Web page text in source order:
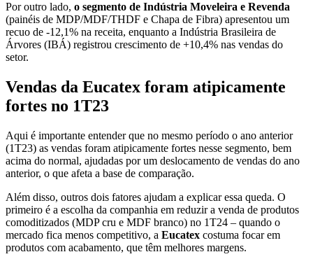
Por outro lado, o segmento de Indústria Moveleira e Revenda
(painéis de MDP/MDF/THDF e Chapa de Fibra) apresentou um
recuo de -12,1% na receita, enquanto a Indústria Brasileira de
Árvores (IBÁ) registrou crescimento de +10,4% nas vendas do
setor.
Vendas da Eucatex foram atipicamente
fortes no 1T23
Aqui é importante entender que no mesmo período o ano anterior
(1T23) as vendas foram atipicamente fortes nesse segmento, bem
acima do normal, ajudadas por um deslocamento de vendas do ano
anterior, o que afeta a base de comparação.
Além disso, outros dois fatores ajudam a explicar essa queda. O
primeiro é a escolha da companhia em reduzir a venda de produtos
comoditizados (MDP cru e MDF branco) no 1T24 – quando o
mercado fica menos competitivo, a Eucatex costuma focar em
produtos com acabamento, que têm melhores margens.